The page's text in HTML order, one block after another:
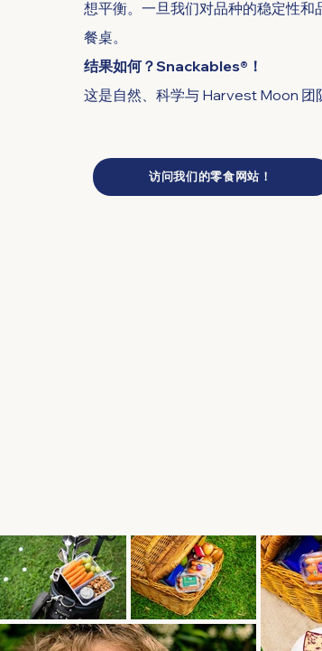
想平衡。一旦我们对品种的稳定性
餐桌。
结果如何？Snackables®！
这是自然、科学与 Harvest Moon 团
访问我们的零食网站！